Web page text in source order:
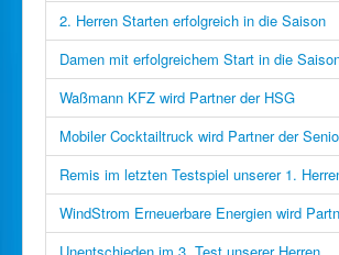
2. Herren Starten erfolgreich in die Saison
Damen mit erfolgreichem Start in die
Waßmann KFZ wird Partner der HSG
Mobiler Cocktailtruck wird Partner der
Remis im letzten Testspiel unserer 1.
WindStrom Erneuerbare Energien wird